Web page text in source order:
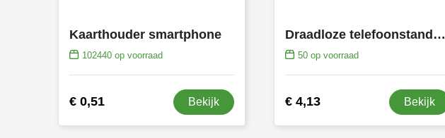
Kaarthouder smartphone
102440op voorraad
€ 0,51 Bekijk
Draadloze telefoonstandaard 5W
50op voorraad
€ 4,13 Bekijk